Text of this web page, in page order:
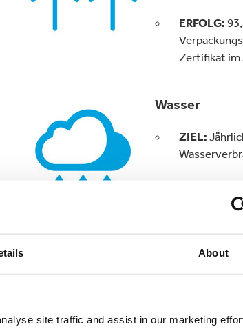
About
site traffic and assist in our marketing
ERFOLG:
Zertifikat im
Wasser
ZIEL: